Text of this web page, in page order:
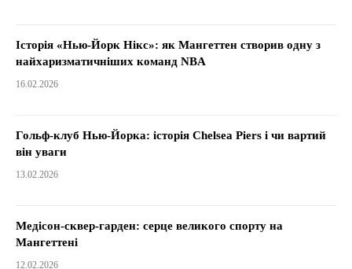
Історія «Нью-Йорк Нікс»: як Мангеттен створив одну з
найхаризматичніших команд NBA
16.02.2026
Гольф-клуб Нью-Йорка: історія Chelsea Piers і чи вартий
він уваги
13.02.2026
Медісон-сквер-гарден: серце великого спорту на
Мангеттені
12.02.2026